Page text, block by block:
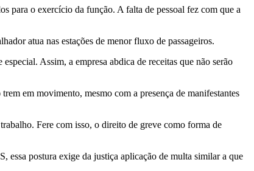
para o exercício da função. A falta de pessoal fez com que a
atua nas estações de menor fluxo de passageiros.
Assim, a empresa abdica de receitas que não serão
em movimento, mesmo com a presença de manifestantes
Fere com isso, o direito de greve como forma de
essa postura exige da justiça aplicação de multa similar a que